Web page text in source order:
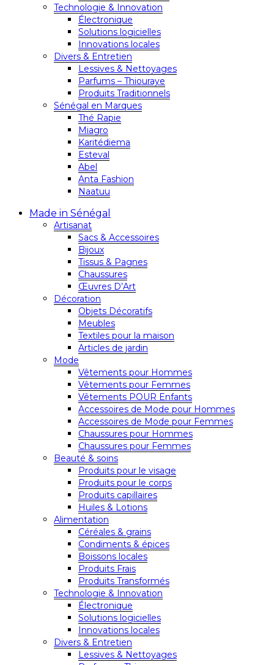
Technologie & Innovation
Électronique
Solutions logicielles
Innovations locales
Divers & Entretien
Lessives & Nettoyages
Parfums – Thiouraye
Produits Traditionnels
Sénégal en Marques
Thé Rapie
Miagro
Karitédiema
Esteval
Abel
Anta Fashion
Naatuu
Made in Sénégal
Artisanat
Sacs & Accessoires
Bijoux
Tissus & Pagnes
Chaussures
Œuvres D’Art
Décoration
Objets Décoratifs
Meubles
Textiles pour la maison
Articles de jardin
Mode
Vêtements pour Hommes
Vêtements pour Femmes
Vêtements POUR Enfants
Accessoires de Mode pour Hommes
Accessoires de Mode pour Femmes
Chaussures pour Hommes
Chaussures pour Femmes
Beauté & soins
Produits pour le visage
Produits pour le corps
Produits capillaires
Huiles & Lotions
Alimentation
Céréales & grains
Condiments & épices
Boissons locales
Produits Frais
Produits Transformés
Technologie & Innovation
Électronique
Solutions logicielles
Innovations locales
Divers & Entretien
Lessives & Nettoyages